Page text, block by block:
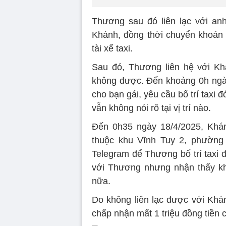
Thương sau đó liên lạc với
Khánh, đồng thời chuyển
tài xế taxi.
Sau đó, Thương liên hệ với
không được. Đến khoảng 0h
cho bạn gái, yêu cầu bố trí taxi
vẫn không nói rõ tại vị trí nào.
Đến 0h35 ngày 18/4/2025,
thuộc khu Vĩnh Tuy 2,
Telegram để Thương bố trí taxi
với Thương nhưng nhận thấy
nữa.
Do không liên lạc được với
chấp nhận mất 1 triệu đồng tiền